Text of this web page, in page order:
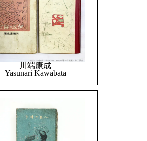
川端康成
Yasunari Kawabata